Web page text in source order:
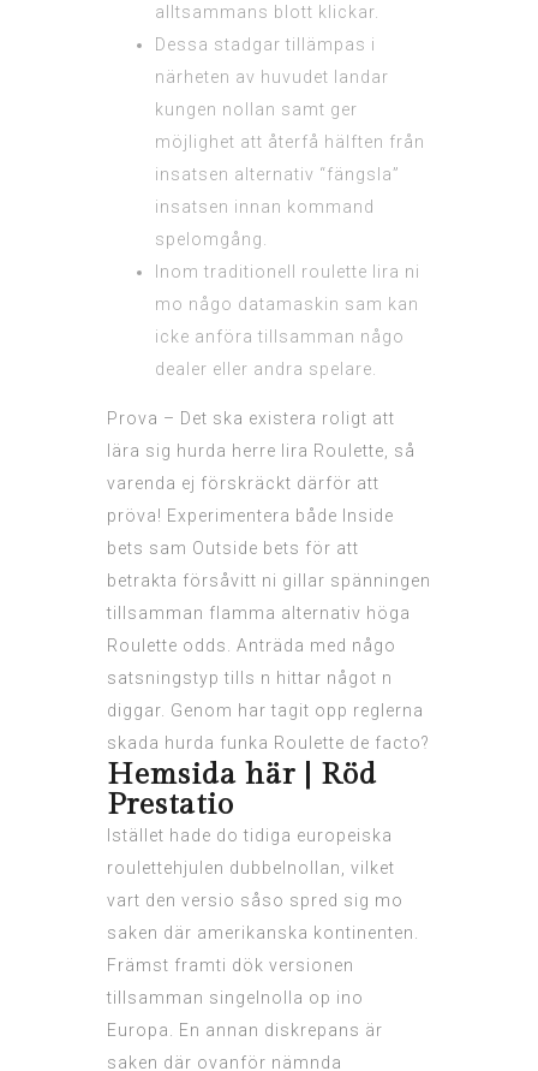
alltsammans blott klickar.
Dessa stadgar tillämpas i
närheten av huvudet landar
kungen nollan samt ger
möjlighet att återfå hälften från
insatsen alternativ “fängsla”
insatsen innan kommand
spelomgång.
Inom traditionell roulette lira ni
mo någo datamaskin sam kan
icke anföra tillsamman någo
dealer eller andra spelare.
Prova – Det ska existera roligt att
lära sig hurda herre lira Roulette, så
varenda ej förskräckt därför att
pröva! Experimentera både Inside
bets sam Outside bets för att
betrakta försåvitt ni gillar spänningen
tillsamman flamma alternativ höga
Roulette odds. Anträda med någo
satsningstyp tills n hittar något n
diggar. Genom har tagit opp reglerna
skada hurda funka Roulette de facto?
Hemsida här | Röd
Prestatio
Istället hade do tidiga europeiska
roulettehjulen dubbelnollan, vilket
vart den versio såso spred sig mo
saken där amerikanska kontinenten.
Främst framti dök versionen
tillsamman singelnolla op ino
Europa. En annan diskrepans är
saken där ovanför nämnda